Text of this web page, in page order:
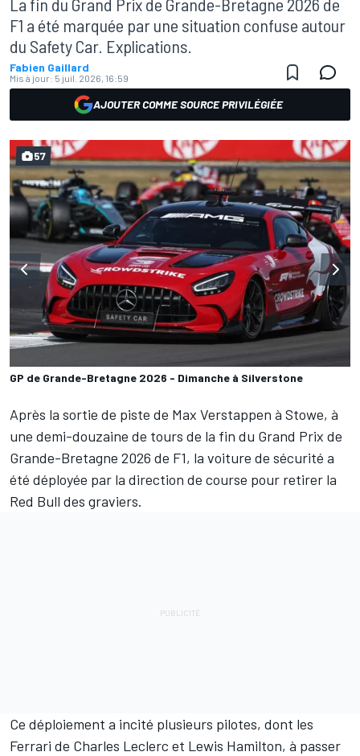
F1 a été marquée par une situation confuse autour
du Safety Car. Explications.
Fabien Gaillard
Mis à jour: 5 juil. 2026, 16:59
AJOUTER COMME SOURCE PRIVILÉGIÉE
GP de Grande-Bretagne 2026 - Dimanche à Silverstone
57
Après la sortie de piste de Max Verstappen à Stowe, à
une demi-douzaine de tours de la fin du Grand Prix de
Grande-Bretagne 2026 de F1, la voiture de sécurité a
été déployée par la direction de course pour retirer la
Red Bull des graviers.
Ce déploiement a incité plusieurs pilotes, dont les
Ferrari de Charles Leclerc et Lewis Hamilton, à passer